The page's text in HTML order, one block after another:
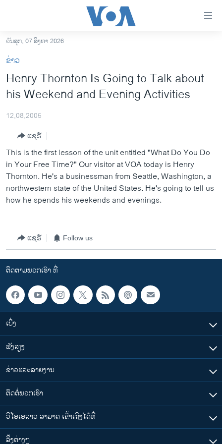
ເຂົ້າ
ຫາ
ຂ້າມ
ຂ້າມ
ຫາ
ອາເມຣິກາ
ຂ່າວ​ຈີນ
ໂລກ
ເອເຊຍ
ອິດສະຫຼະພາບດ້ານການຂ່າວ
ຊີວິດຊາວລາວ
ທຸລະກິດ
ພາສາອັງກິດ
ວີດີໂອ
ສຽງ
ລາຍງານ
ຕິດຕາມພວກເຮົາ ທີ່
ພາສາຕ່າງໆ
ວັນສຸກ, 07 ສິງຫາ 2026
ຂ່າວ
Henry Thornton Is Going to Talk about
his Weekend and Evening Activities
12,08,2005
ແຊຣ໌
This is the first lesson of the unit entitled "What Do You Do
in Your Free Time?" Our visitor at VOA today is Henry
Thornton. He's a businessman from Seattle, Washington, a
northwestern state of the United States. He's going to tell us
how he spends his weekends and evenings.
ແຊຣ໌ Follow us
ຕິດຕາມພວກເຮົາ ທີ່
ເບິ່ງ
ຟັງສຽງ
ຂ່າວແລະລາຍງານ
ຕິດຕໍ່ພວກເຮົາ
ວີໂອເອລາວ ສາມາດ ເຂົ້າເຖິງໄດ້ທີ່
​ລິ້ງ​ຕ່າງໆ